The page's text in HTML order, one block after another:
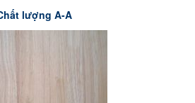
lượng A-A